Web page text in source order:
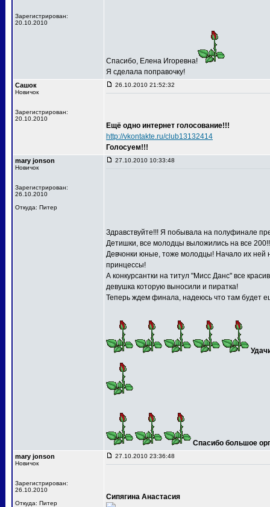
Зарегистрирован:
20.10.2010
Спасибо, Елена Игоревна!
Я сделала поправочку!
Сашок
Новичок
Зарегистрирован:
20.10.2010
26.10.2010 21:52:32
Ещё одно интернет голосование!!!
http://vkontakte.ru/club13132414
Голосуем!!!
mary jonson
Новичок
Зарегистрирован:
26.10.2010
Откуда: Питер
27.10.2010 10:33:48
Здравствуйте!!! Я побывала на полуфинале
Детишки, все молодцы выложились на все
Девчонки юные, тоже молодцы! Начало их ней
принцессы!
А конкурсантки на титул "Мисс Данс" все
девушка которую выносили и пиратка!
Теперь ждем финала, надеюсь что там будет
Спасибо большое
mary jonson
Новичок
Зарегистрирован:
26.10.2010
Откуда: Питер
27.10.2010 23:36:48
Сипягина Анастасия